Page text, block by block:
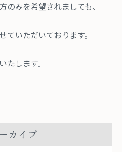
みを希望されましても、
ていただいております。
たします。
カイブ